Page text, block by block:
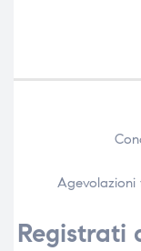
Agevolazioni
Registrati